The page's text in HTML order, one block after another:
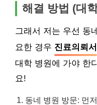
해결 방법 (대
그래서 저는 우선 동
요한 경우 진료의뢰서
대학 병원에 가야 한
요!
동네 병원 방문: 먼